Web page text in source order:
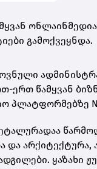
გამოქვეყნდა.
ერთ წამყვან
პლატფორმებზე
და
ყაზახი